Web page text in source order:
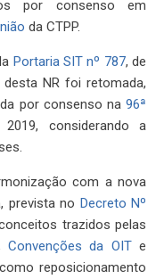
por consenso em
da CTPP.
Portaria SIT nº 787, de
NR foi retomada,
por consenso na 96ª
considerando a
com a nova
prevista no Decreto Nº
trazidos pelas
Convenções da OITe
reposicionamento